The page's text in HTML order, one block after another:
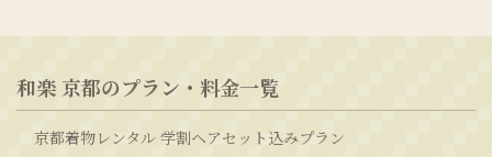
和楽 京都のプラン・料金一覧
京都着物レンタル 学割ヘアセット込みプラン